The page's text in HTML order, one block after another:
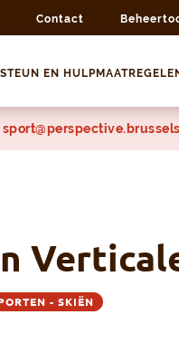
Contact
STEUN EN
sport@perspective.brussels
- SKIËN